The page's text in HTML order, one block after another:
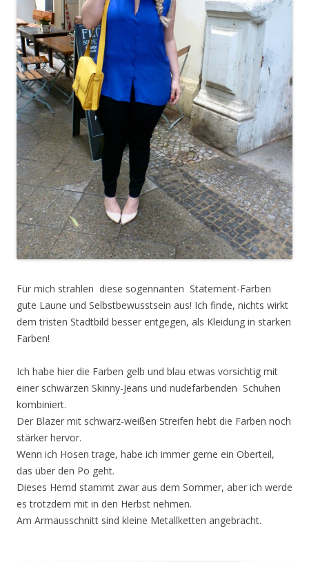
Für mich strahlen diese sogennanten Statement-Farben
gute Laune und Selbstbewusstsein aus! Ich finde, nichts wirkt
dem tristen Stadtbild besser entgegen, als Kleidung in starken
Farben!
Ich habe hier die Farben gelb und blau etwas vorsichtig mit
einer schwarzen Skinny-Jeans und nudefarbenden Schuhen
kombiniert.
Der Blazer mit schwarz-weißen Streifen hebt die Farben noch
stärker hervor.
Wenn ich Hosen trage, habe ich immer gerne ein Oberteil,
das über den Po geht.
Dieses Hemd stammt zwar aus dem Sommer, aber ich werde
es trotzdem mit in den Herbst nehmen.
Am Armausschnitt sind kleine Metallketten angebracht.